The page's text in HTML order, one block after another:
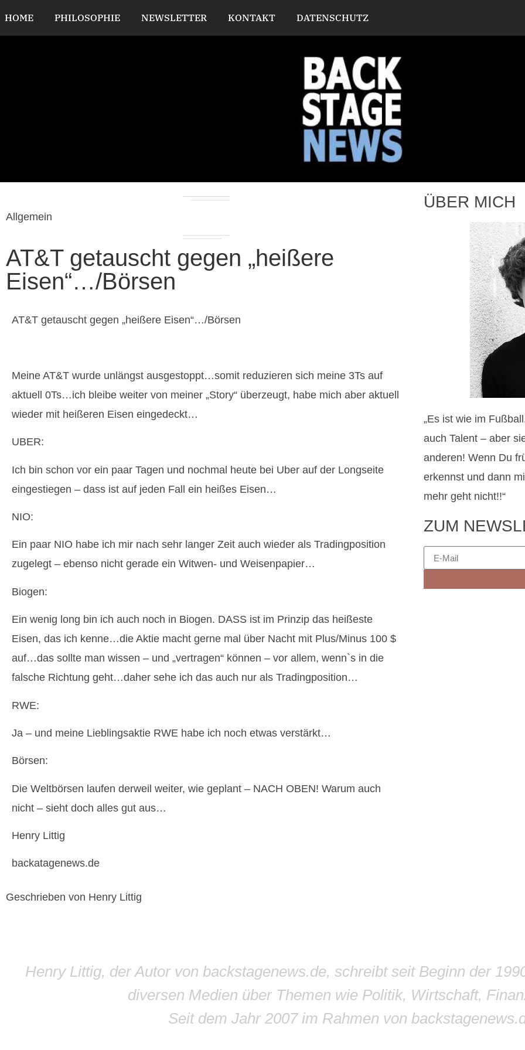
HOME PHILOSOPHIE NEWSLETTER KONTAKT DATENSCHUTZ
Allgemein
AT&T getauscht gegen „heißere
Eisen“…/Börsen
AT&T getauscht gegen „heißere Eisen“…/Börsen
Meine AT&T wurde unlängst ausgestoppt…somit reduzieren sich meine 3Ts auf
aktuell 0Ts…ich bleibe weiter von meiner „Story“ überzeugt, habe mich aber aktuell
wieder mit heißeren Eisen eingedeckt…
UBER:
Ich bin schon vor ein paar Tagen und nochmal heute bei Uber auf der Longseite
eingestiegen – dass ist auf jeden Fall ein heißes Eisen…
NIO:
Ein paar NIO habe ich mir nach sehr langer Zeit auch wieder als Tradingposition
zugelegt – ebenso nicht gerade ein Witwen- und Weisenpapier…
Biogen:
Ein wenig long bin ich auch noch in Biogen. DASS ist im Prinzip das heißeste
Eisen, das ich kenne…die Aktie macht gerne mal über Nacht mit Plus/Minus 100 $
auf…das sollte man wissen – und „vertragen“ können – vor allem, wenn`s in die
falsche Richtung geht…daher sehe ich das auch nur als Tradingposition…
RWE:
Ja – und meine Lieblingsaktie RWE habe ich noch etwas verstärkt…
Börsen:
Die Weltbörsen laufen derweil weiter, wie geplant – NACH OBEN! Warum auch
nicht – sieht doch alles gut aus…
Henry Littig
backatagenews.de
Geschrieben von Henry Littig
ÜBER MICH
„Es ist wie im
auch Talent – aber
anderen! Wenn Du
erkennst und dann
mehr geht nicht!!“
ZUM
Henry Littig, der Autor von backstagenews.de, schreibt seit Beginn der
diversen Medien über Themen wie Politik, Wirtschaft,
Seit dem Jahr 2007 im Rahmen von